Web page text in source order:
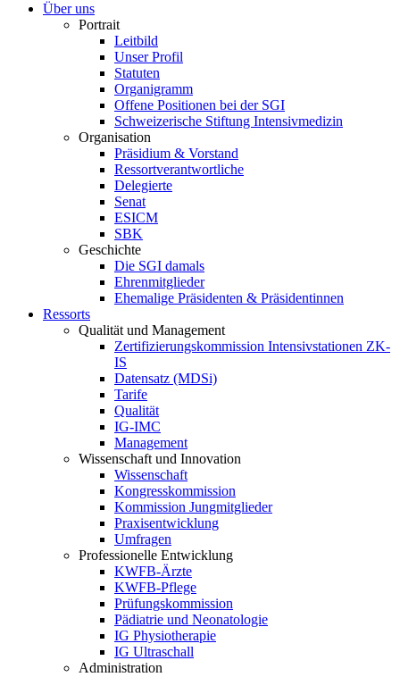
Über uns
Portrait
Leitbild
Unser Profil
Statuten
Organigramm
Offene Positionen bei der SGI
Schweizerische Stiftung Intensivmedizin
Organisation
Präsidium & Vorstand
Ressortverantwortliche
Delegierte
Senat
ESICM
SBK
Geschichte
Die SGI damals
Ehrenmitglieder
Ehemalige Präsidenten & Präsidentinnen
Ressorts
Qualität und Management
Zertifizierungskommission Intensivstationen ZK-
IS
Datensatz (MDSi)
Tarife
Qualität
IG-IMC
Management
Wissenschaft und Innovation
Wissenschaft
Kongresskommission
Kommission Jungmitglieder
Praxisentwicklung
Umfragen
Professionelle Entwicklung
KWFB-Ärzte
KWFB-Pflege
Prüfungskommission
Pädiatrie und Neonatologie
IG Physiotherapie
IG Ultraschall
Administration